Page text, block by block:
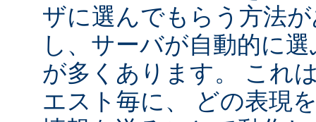
ザに選んでもらう方法
し、サーバが自動的に
が多くあります。 これ
エスト毎に、 どの表現